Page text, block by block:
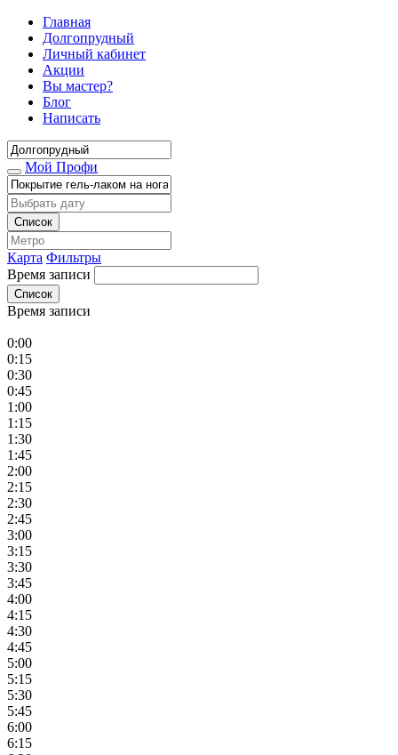
Главная
Долгопрудный
Личный кабинет
Акции
Вы мастер?
Блог
Написать
Мой Профи
Список
Карта Фильтры
Время записи
Список
Время записи
0:00
0:15
0:30
0:45
1:00
1:15
1:30
1:45
2:00
2:15
2:30
2:45
3:00
3:15
3:30
3:45
4:00
4:15
4:30
4:45
5:00
5:15
5:30
5:45
6:00
6:15